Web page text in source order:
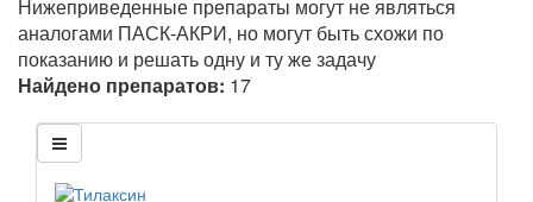
Нижеприведенные препараты могут не являться
аналогами ПАСК-АКРИ, но могут быть схожи по
показанию и решать одну и ту же задачу
Найдено препаратов: 17